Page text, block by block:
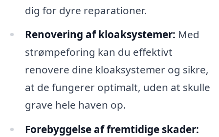
dig for dyre reparationer.
Renovering af kloaksystemer: Med
strømpeforing kan du effektivt
renovere dine kloaksystemer og sikre,
at de fungerer optimalt, uden at skulle
grave hele haven op.
Forebyggelse af fremtidige skader: